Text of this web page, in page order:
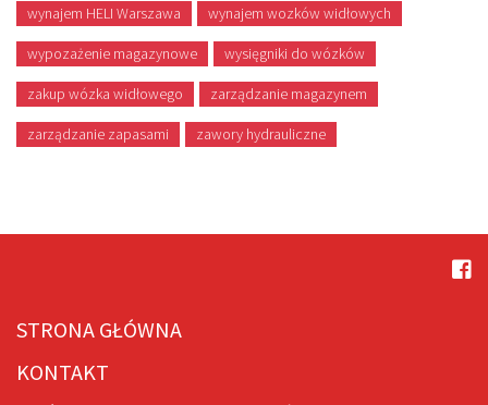
wynajem HELI Warszawa wynajem wozków widłowych
wypozażenie magazynowe wysięgniki do wózków
zakup wózka widłowego zarządzanie magazynem
zarządzanie zapasami zawory hydrauliczne
STRONA GŁÓWNA
KONTAKT